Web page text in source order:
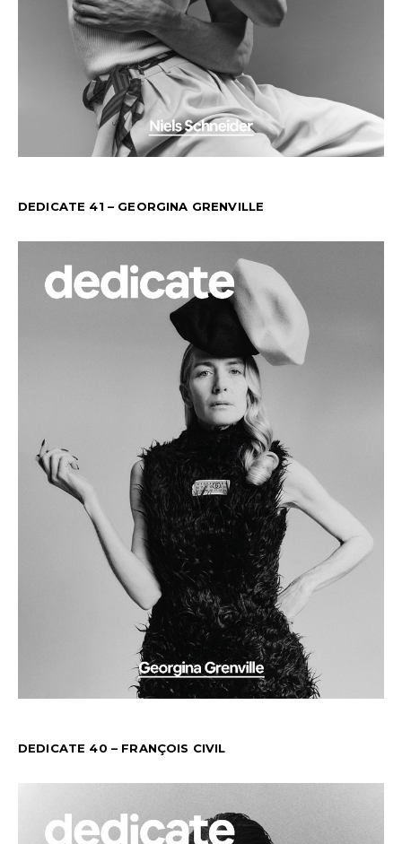
DEDICATE 41 – GEORGINA GRENVILLE
DEDICATE 40 – FRANÇOIS CIVIL